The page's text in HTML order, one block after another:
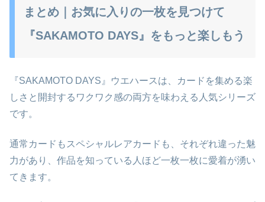
まとめ｜お気に入りの一枚を見つけて
『SAKAMOTO DAYS』をもっと楽しもう
『SAKAMOTO DAYS』ウエハースは、カードを集める楽
しさと開封するワクワク感の両方を味わえる人気シリーズ
です。
通常カードもスペシャルレアカードも、それぞれ違った魅
力があり、作品を知っている人ほど一枚一枚に愛着が湧い
てきます。